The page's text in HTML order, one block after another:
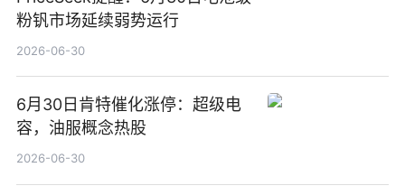
粉钒市场延续弱势运行
2026-06-30
6月30日肯特催化涨停：超级电
容，油服概念热股
2026-06-30